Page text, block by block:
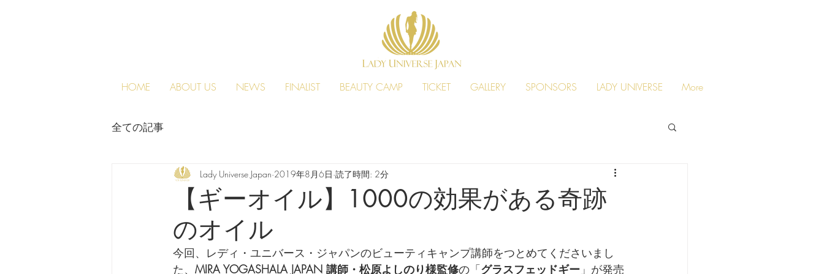
HOME ABOUT US NEWS FINALIST BEAUTY CAMP TICKET GALLERY SPONSORS LADY UNIVERSE More
全ての記事
【ギーオイル】1000の効果がある奇跡
のオイル
Lady Universe Japan 2019年8月6日 読了時間: 2分
今回、レディ・ユニバース・ジャパンのビューティキャンプ講師をつとめてくださいまし
た、 MIRA YOGASHALA JAPAN 講師・松原よしのり様監修の「グラスフェッドギー 」が発売